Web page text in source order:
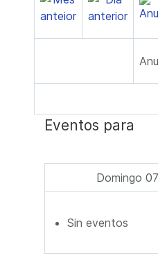
Eventos para
Domingo
Sin eventos